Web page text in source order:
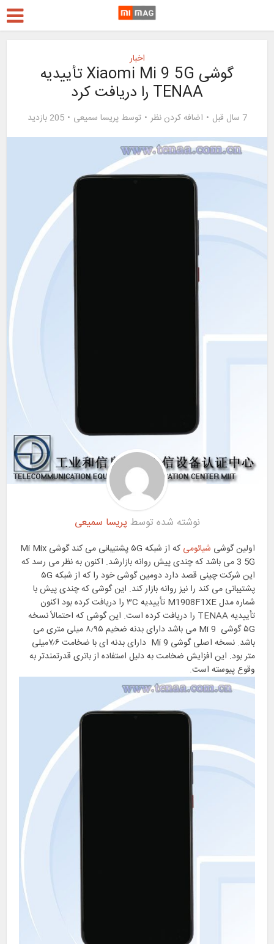
اخبار
گوشی Xiaomi Mi 9 5G تأییدیه
TENAA را دریافت کرد
7 سال قبل اضافه کردن نظر توسطپریسا سمیعی 205 بازدید
نوشته شده توسط پریسا سمیعی
اولین گوشی شیائومی
که از شبکه ۵G پشتیبانی می کند گوشی Mi Mix
3 5G می باشد که چندی پیش روانه بازارشد. اکنون به نظر می رسد که
این شرکت چینی قصد دارد دومین گوشی خود را که از شبکه ۵G
پشتیبانی می کند را نیز روانه بازار کند. این گوشی که چندی پیش با
شماره مدل M1908F1XE تأییدیه ۳C را دریافت کرده بود اکنون
تأییدیه TENAA را دریافت کرده است. این گوشی که احتمالاً نسخه
۵G گوشی Mi 9 می باشد دارای بدنه ضخیم ۸٫۹۵ میلی متری می
باشد. نسخه اصلی گوشی Mi 9 دارای بدنه ای با ضخامت ۷٫۶میلی
متر بود. این افزایش ضخامت به دلیل استفاده از باتری قدرتمندتر به
وقوع پیوسته است.